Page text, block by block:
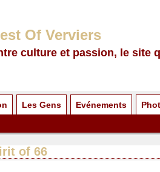
Of Verviers
culture et passion, le site
Les Gens Evénements
of 66